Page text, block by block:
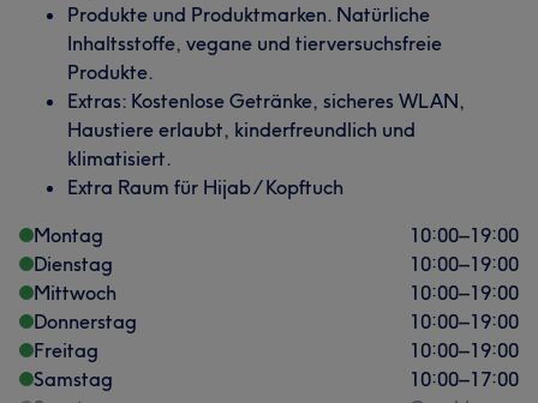
Produkte und Produktmarken. Natürliche
Inhaltsstoffe, vegane und tierversuchsfreie
Produkte.
Extras: Kostenlose Getränke, sicheres WLAN,
Haustiere erlaubt, kinderfreundlich und
klimatisiert.
Extra Raum für Hijab / Kopftuch
Montag
10:00–19:00
Dienstag
10:00–19:00
Mittwoch
10:00–19:00
Donnerstag
10:00–19:00
Freitag
10:00–19:00
Samstag
10:00–17:00